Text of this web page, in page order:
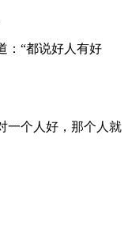
：“都说好人有好
一个人好，那个人就